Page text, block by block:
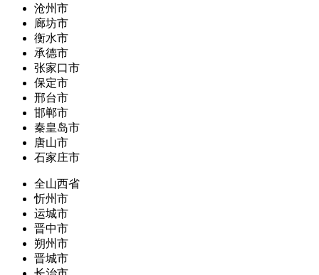
沧州市
廊坊市
衡水市
承德市
张家口市
保定市
邢台市
邯郸市
秦皇岛市
唐山市
石家庄市
全山西省
忻州市
运城市
晋中市
朔州市
晋城市